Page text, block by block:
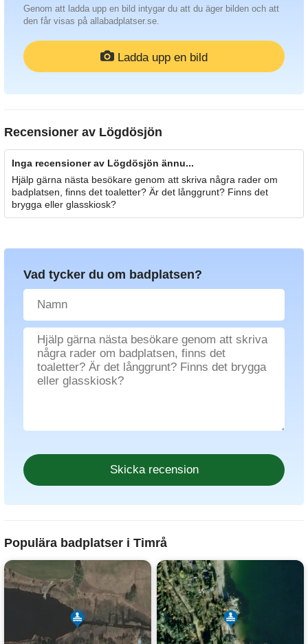
Genom att ladda upp en bild intygar du att du äger bilden och att
den får visas på allabadplatser.se.
Ladda upp en bild
Recensioner av Lögdösjön
Inga recensioner av Lögdösjön ännu...
Hjälp gärna nästa besökare genom att skriva några rader om
badplatsen, finns det toaletter? Är det långgrunt? Finns det
brygga eller glasskiosk?
Vad tycker du om badplatsen?
Populära badplatser i Timrå